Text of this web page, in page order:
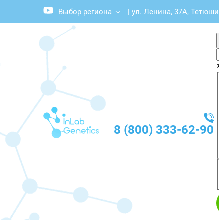
Выбор региона | ул. Ленина, 37А, Тетюши
8 (800) 333-62-90